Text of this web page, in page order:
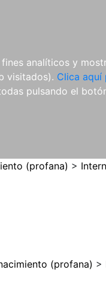
analíticos y
visitados). Clica aquí
pulsando el
(profana) >
(profana) >